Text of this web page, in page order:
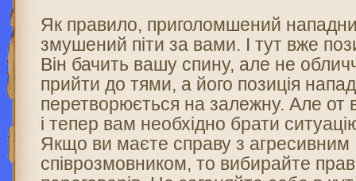
Як правило, приголомшений
змушений піти за вами. І тут вже
Він бачить вашу спину, але не
прийти до тями, а його позиція
перетворюється на залежну. Але от
і тепер вам необхідно брати
Якщо ви маєте справу з агресивним
співрозмовником, то вибирайте